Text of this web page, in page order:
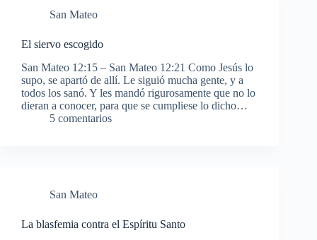
San Mateo
El siervo escogido
San Mateo 12:15 – San Mateo 12:21 Como Jesús lo
supo, se apartó de allí. Le siguió mucha gente, y a
todos los sanó. Y les mandó rigurosamente que no lo
dieran a conocer, para que se cumpliese lo dicho…
5 comentarios
San Mateo
La blasfemia contra el Espíritu Santo